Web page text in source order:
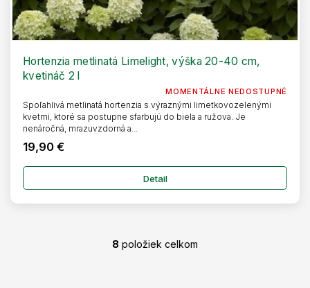
Hortenzia metlinatá Limelight, výška 20-40 cm,
kvetináč 2 l
MOMENTÁLNE NEDOSTUPNÉ
19,90 €
Detail
Spoľahlivá metlinatá hortenzia s výraznými limetkovozelenými
kvetmi, ktoré sa postupne sfarbujú do biela a ružova. Je
nenáročná, mrazuvzdorná a...
O
8 položiek celkom